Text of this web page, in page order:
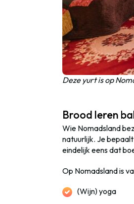
Deze yurt is op
Brood leren
Wie Nomadsland
natuurlijk. Je
eindelijk eens dat
Op Nomadsland is
(Wijn) yoga